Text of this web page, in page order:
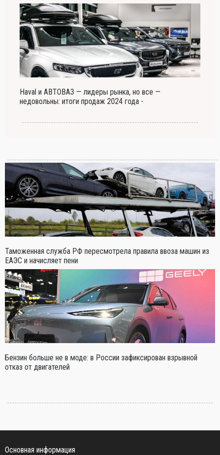
Haval и АВТОВАЗ — лидеры рынка, но все —
недовольны: итоги продаж 2024 года -
Таможенная служба РФ пересмотрела правила ввоза машин из
ЕАЭС и начисляет пени
Бензин больше не в моде: в России зафиксирован взрывной
отказ от двигателей
Основная информация